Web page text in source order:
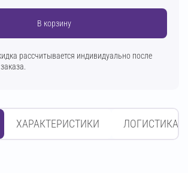
В корзину
рассчитывается индивидуально после
ХАРАКТЕРИСТИКИ ЛОГИСТИКА